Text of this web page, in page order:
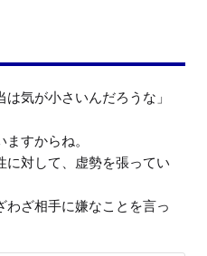
気が小さいんだろうな」
すからね。
に対して、虚勢を張ってい
わざ相手に嫌なことを言っ